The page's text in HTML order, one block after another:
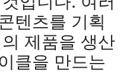
텐츠를 기획
제품을 생산
클을 만드는